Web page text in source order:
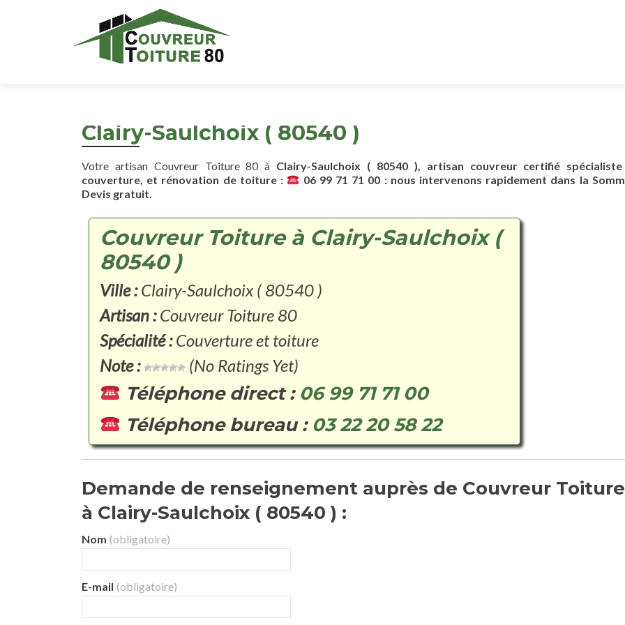
Clairy-Saulchoix ( 80540 )
Votre artisan Couvreur Toiture 80 à Clairy-Saulchoix ( 80540 ), artisan couvreur certifié
couverture, et rénovation de toiture :
06 99 71 71 00 : nous intervenons rapidement dans la
Devis gratuit.
Couvreur Toiture à Clairy-Saulchoix (
80540 )
Ville :Clairy-Saulchoix ( 80540 )
Artisan :Couvreur Toiture 80
Spécialité :Couverture et toiture
Note :
(No Ratings Yet)
Téléphone direct : 06 99 71 71 00
Téléphone bureau : 03 22 20 58 22
Demande de renseignement auprès de Couvreur
à Clairy-Saulchoix ( 80540 ) :
Nom (obligatoire)
E-mail (obligatoire)